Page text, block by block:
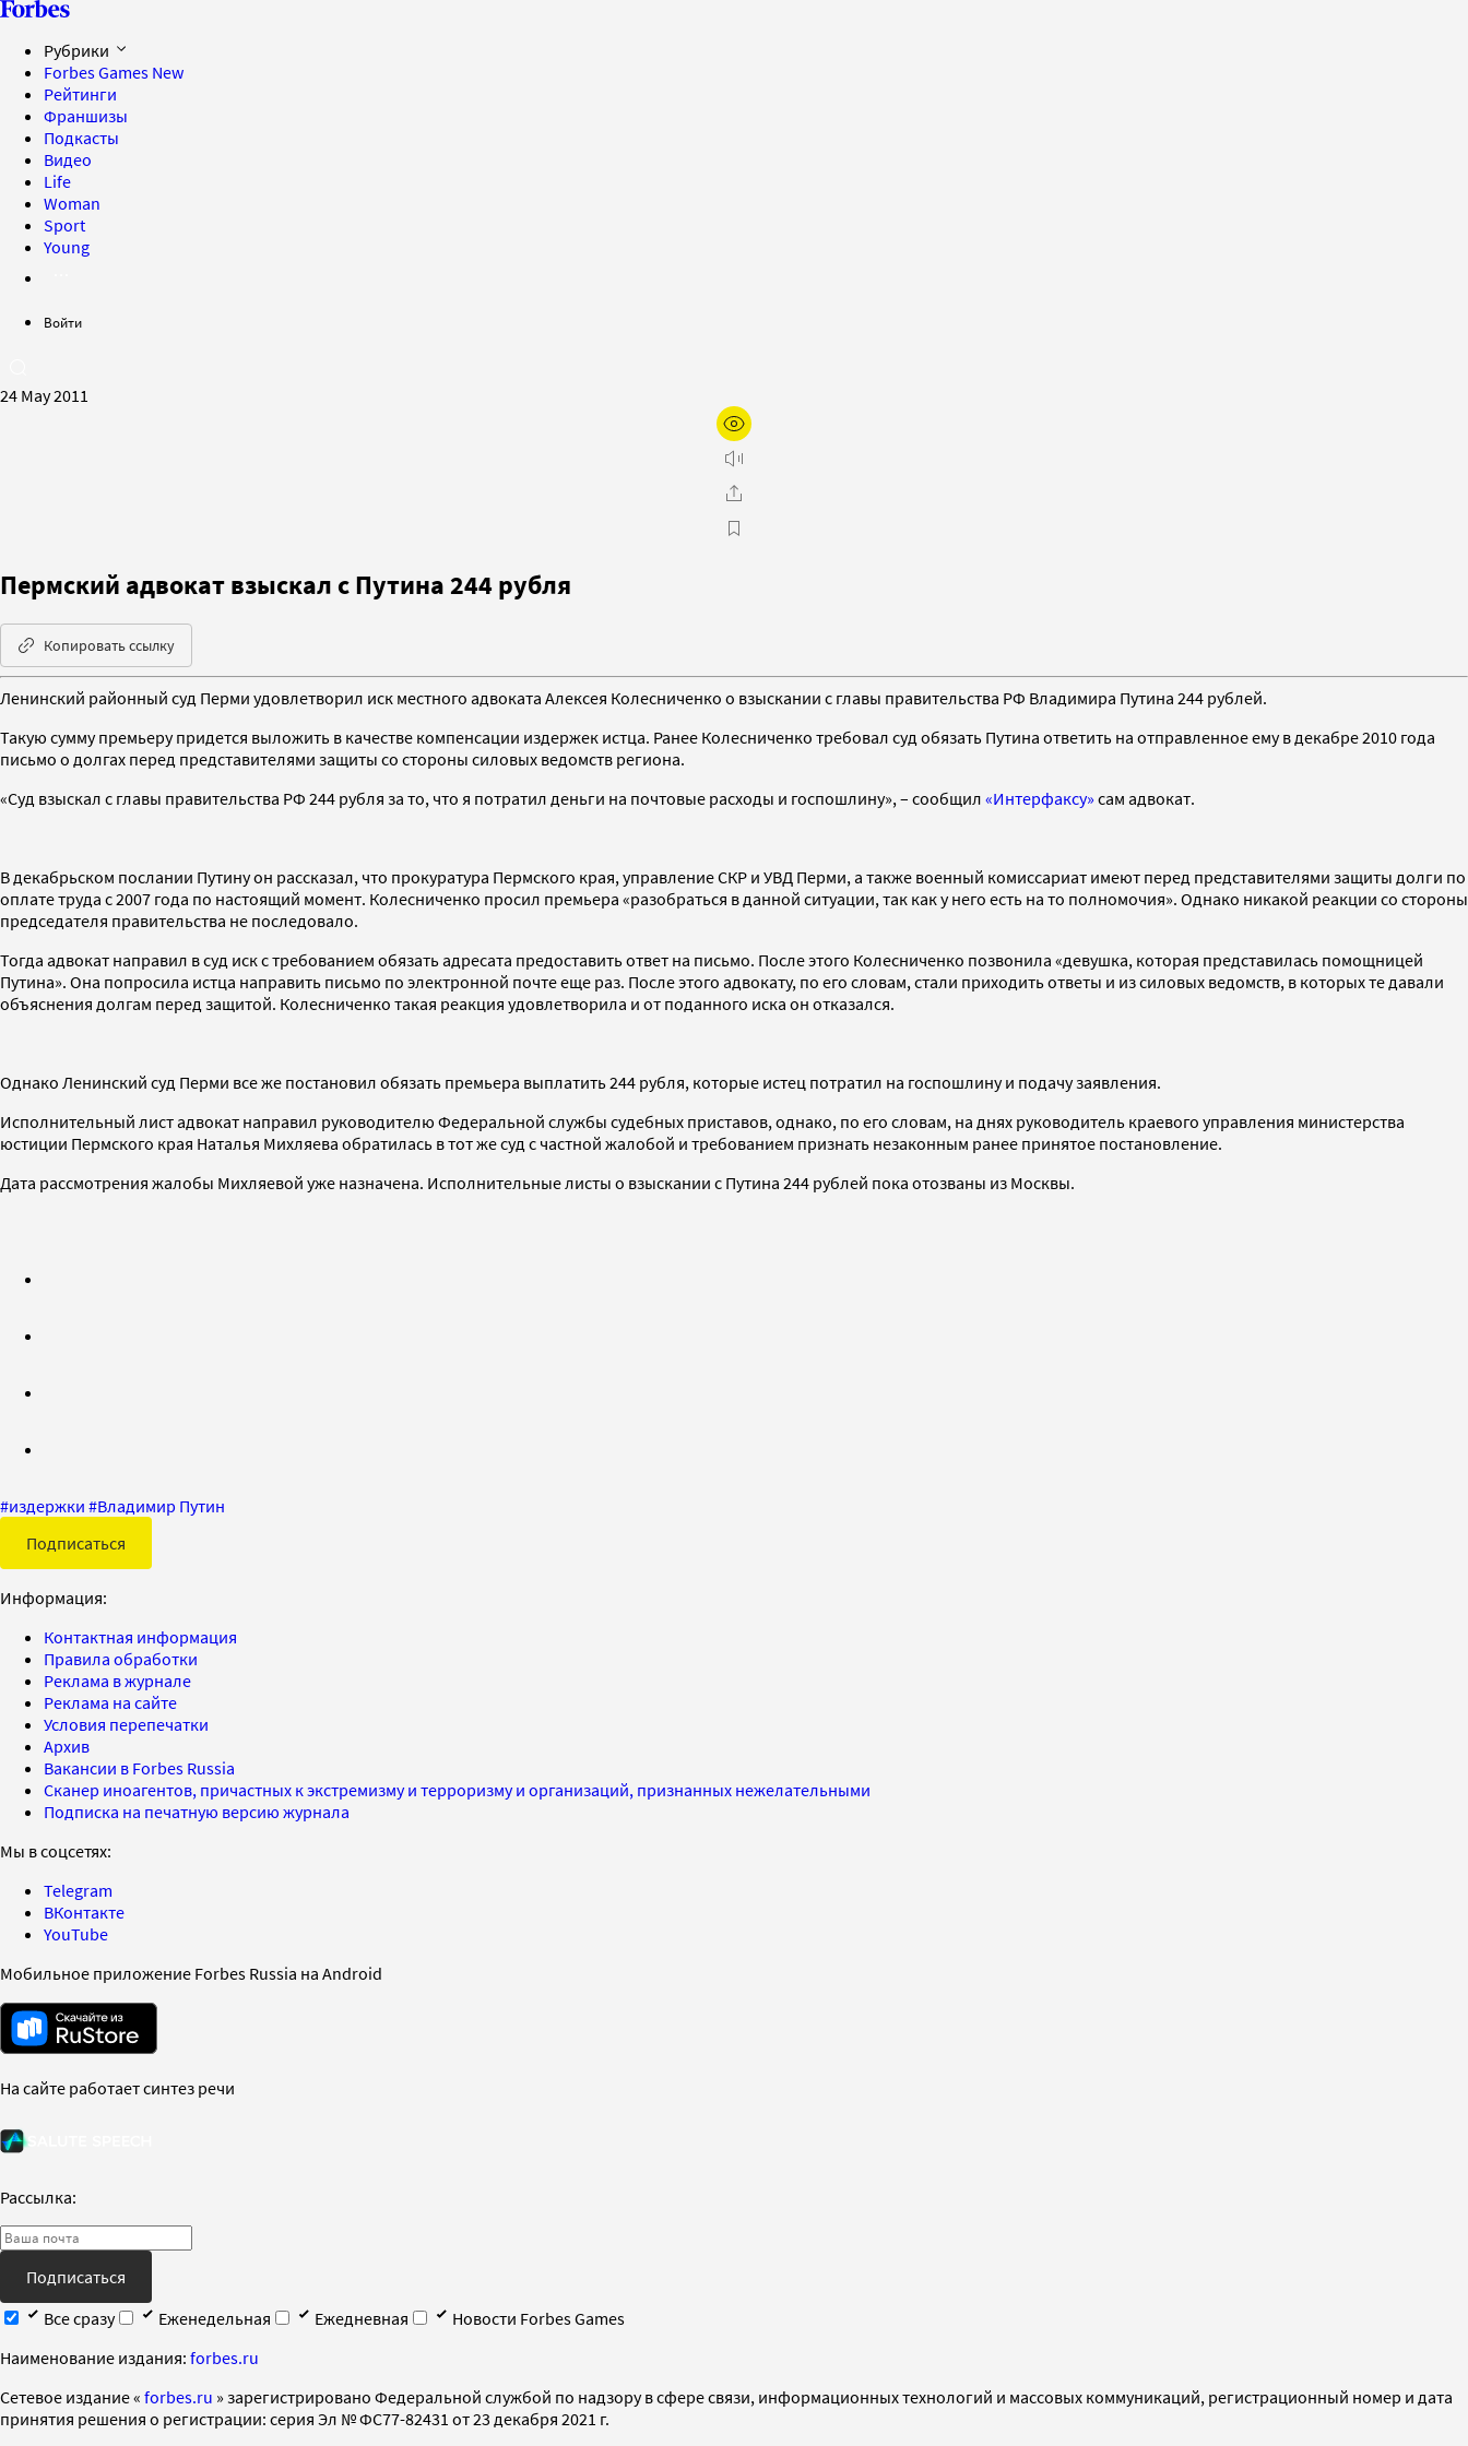
Рубрики
Forbes Games New
Рейтинги
Франшизы
Подкасты
Видео
Life
Woman
Sport
Young
Войти
24 May 2011
Пермский адвокат взыскал с Путина 244 рубля
Копировать ссылку
Ленинский районный суд Перми удовлетворил иск местного адвоката Алексея Колесниченко о взыскании с главы правительства РФ Владимира Путина 244 рублей.
Такую сумму премьеру придется выложить в качестве компенсации издержек истца. Ранее Колесниченко требовал суд обязать Путина ответить на отправленное ему в декабре 2010 года
письмо о долгах перед представителями защиты со стороны силовых ведомств региона.
«Суд взыскал с главы правительства РФ 244 рубля за то, что я потратил деньги на почтовые расходы и госпошлину», – сообщил «Интерфаксу» сам адвокат.
В декабрьском послании Путину он рассказал, что прокуратура Пермского края, управление СКР и УВД Перми, а также военный комиссариат имеют перед представителями защиты долги по
оплате труда с 2007 года по настоящий момент. Колесниченко просил премьера «разобраться в данной ситуации, так как у него есть на то полномочия». Однако никакой реакции со стороны
председателя правительства не последовало.
Тогда адвокат направил в суд иск с требованием обязать адресата предоставить ответ на письмо. После этого Колесниченко позвонила «девушка, которая представилась помощницей
Путина». Она попросила истца направить письмо по электронной почте еще раз. После этого адвокату, по его словам, стали приходить ответы и из силовых ведомств, в которых те давали
объяснения долгам перед защитой. Колесниченко такая реакция удовлетворила и от поданного иска он отказался.
Однако Ленинский суд Перми все же постановил обязать премьера выплатить 244 рубля, которые истец потратил на госпошлину и подачу заявления.
Исполнительный лист адвокат направил руководителю Федеральной службы судебных приставов, однако, по его словам, на днях руководитель краевого управления министерства
юстиции Пермского края Наталья Михляева обратилась в тот же суд с частной жалобой и требованием признать незаконным ранее принятое постановление.
Дата рассмотрения жалобы Михляевой уже назначена. Исполнительные листы о взыскании с Путина 244 рублей пока отозваны из Москвы.
#издержки #Владимир Путин
Подписаться
Информация:
Контактная информация
Правила обработки
Реклама в журнале
Реклама на сайте
Условия перепечатки
Архив
Вакансии в Forbes Russia
Сканер иноагентов, причастных к экстремизму и терроризму и организаций, признанных нежелательными
Подписка на печатную версию журнала
Мы в соцсетях:
Telegram
ВКонтакте
YouTube
Мобильное приложение Forbes Russia на Android
На сайте работает синтез речи
Рассылка:
Подписаться
Все сразу
Еженедельная Ежедневная
Новости Forbes Games
Наименование издания: forbes.ru
Cетевое издание « forbes.ru » зарегистрировано Федеральной службой по надзору в сфере связи, информационных технологий и массовых коммуникаций, регистрационный номер и дата
принятия решения о регистрации: серия Эл № ФС77-82431 от 23 декабря 2021 г.